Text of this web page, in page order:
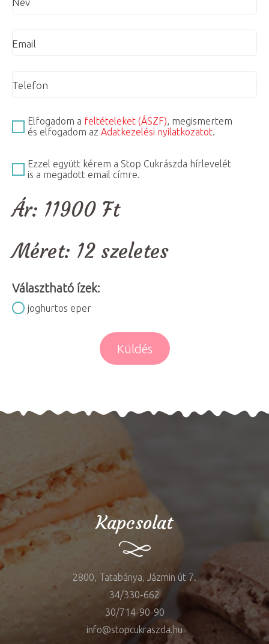
Email
Telefon
Elfogadom a feltételeket (ÁSZF), megismertem
és elfogadom az Adatkezelési nyilatkozatot.
Ezzel együtt kérem a Stop Cukrászda hírlevelét
is a megadott email címre.
Ár: 11900 Ft
Méret: 12 szeletes
Választható ízek:
joghurtos eper
Küldés
Kapcsolat
2800, Tatabánya, Jázmin út 7.
34/330-662
30/714-90-90
info@stopcukraszda.hu